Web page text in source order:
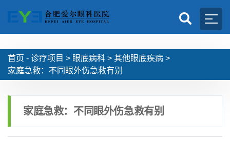
首页 - 诊疗项目 > 眼底病科 > 其他眼底疾病 >
家庭急救：不同眼外伤急救有别
家庭急救：不同眼外伤急救有别